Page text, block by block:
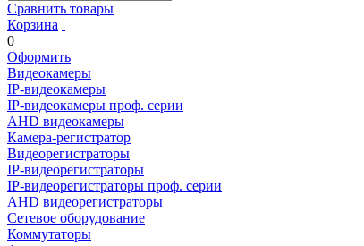
Сравнить товары
Корзина
0
Оформить
Видеокамеры
IP-видеокамеры
IP-видеокамеры проф. серии
AHD видеокамеры
Камера-регистратор
Видеорегистраторы
IP-видеорегистраторы
IP-видеорегистраторы проф. серии
AHD видеорегистраторы
Сетевое оборудование
Коммутаторы